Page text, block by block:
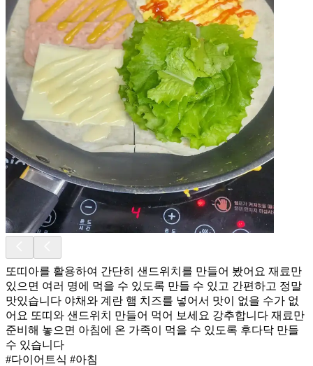
또띠아를 활용하여 간단히 샌드위치를 만들어 봤어요 재료만
있으면 여러 명에 먹을 수 있도록 만들 수 있고 간편하고 정말
맛있습니다 야채와 계란 햄 치즈를 넣어서 맛이 없을 수가 없
어요 또띠와 샌드위치 만들어 먹어 보세요 강추합니다 재료만
준비해 놓으면 아침에 온 가족이 먹을 수 있도록 후다닥 만들
수 있습니다
#다이어트식 #아침